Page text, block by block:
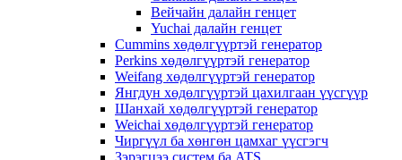
Вейчайн далайн генцет
Yuchai далайн генцет
Cummins хөдөлгүүртэй генератор
Perkins хөдөлгүүртэй генератор
Weifang хөдөлгүүртэй генератор
Янгдун хөдөлгүүртэй цахилгаан үүсгүүр
Шанхай хөдөлгүүртэй генератор
Weichai хөдөлгүүртэй генератор
Чиргүүл ба хөнгөн цамхаг үүсгэгч
Зэрэгцээ систем ба ATS